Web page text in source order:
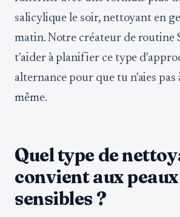
salicylique le soir, nettoyant en
matin. Notre créateur de routine
t'aider à planifier ce type
alternance pour que tu n'aies pas
même.
Quel type de
convient aux peaux
sensibles ?